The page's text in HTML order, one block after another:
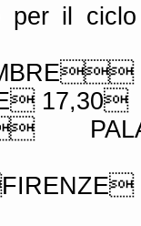
per il
17,30